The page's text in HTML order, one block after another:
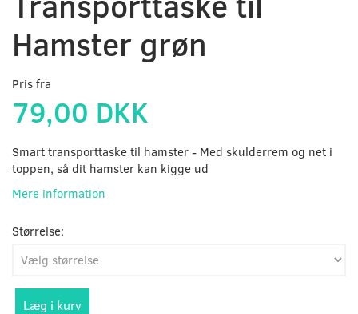
Hamster grøn
Pris fra
79,00 DKK
Smart transporttaske til hamster - Med skulderrem og net i
toppen, så dit hamster kan kigge ud
Mere information
Størrelse:
Læg i kurv